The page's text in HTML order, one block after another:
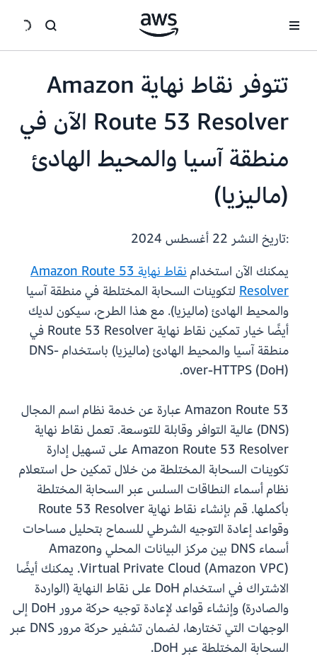
تتوفر نقاط نهاية Amazon
Route 53 Resolver الآن في
منطقة آسيا والمحيط الهادئ
(ماليزيا)
:تاريخ النشر
يمكنك الآن استخدام
نقاط نهاية Amazon Route 53
Resolver لتكوينات السحابة المختلطة في منطقة آسيا
والمحيط الهادئ (ماليزيا). مع هذا الطرح، سيكون لديك
أيضًا خيار تمكين نقاط نهاية Route 53 Resolver في
منطقة آسيا والمحيط الهادئ (ماليزيا) باستخدام DNS-
over-HTTPS (DoH).
Amazon Route 53 عبارة عن خدمة نظام اسم المجال
(DNS) عالية التوافر وقابلة للتوسعة. تعمل نقاط نهاية
Amazon Route 53 Resolver على تسهيل إدارة
تكوينات السحابة المختلطة من خلال تمكين حل استعلام
نظام أسماء النطاقات السلس عبر السحابة المختلطة
بأكملها. قم بإنشاء نقاط نهاية Route 53 Resolver
وقواعد إعادة التوجيه الشرطي للسماح بتحليل مساحات
أسماء DNS بين مركز البيانات المحلي وAmazon
Virtual Private Cloud (Amazon VPC). يمكنك أيضًا
الاشتراك في استخدام DoH على نقاط النهاية (الواردة
والصادرة) وإنشاء قواعد لإعادة توجيه حركة مرور DoH إلى
الوجهات التي تختارها، لضمان تشفير حركة مرور DNS عبر
السحابة المختلطة عبر DoH.